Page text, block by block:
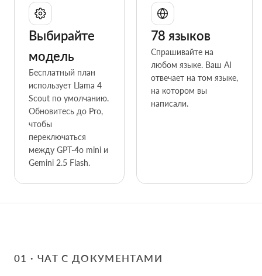
Выбирайте
модель
Бесплатный план
использует Llama 4
Scout по умолчанию.
Обновитесь до Pro,
чтобы
переключаться
между GPT-4o mini и
Gemini 2.5 Flash.
78 языков
Спрашивайте на
любом языке. Ваш AI
отвечает на том языке,
на котором вы
написали.
01 · ЧАТ С ДОКУМЕНТАМИ